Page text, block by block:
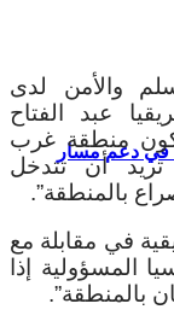
في دعم مسار
والأمن لدى
عبد الفتاح
منطقة غرب
تريد أن تتدخل
بالمنطقة”.
في مقابلة مع
المسؤولية إذا
بالمنطقة”.